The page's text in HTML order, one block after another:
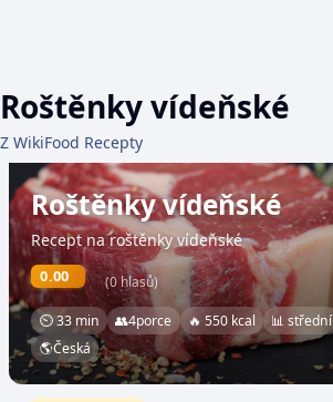
Roštěnky vídeňské
Z WikiFood Recepty
Roštěnky vídeňské
Recept na roštěnky vídeňské
0.00 (0 hlasů)
⏲ 33 min 👥4porce 🔥 550 kcal 📊 střední
🌎Česká